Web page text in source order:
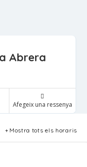
Abrera
Afegeix una ressenya
Mostra tots els horaris